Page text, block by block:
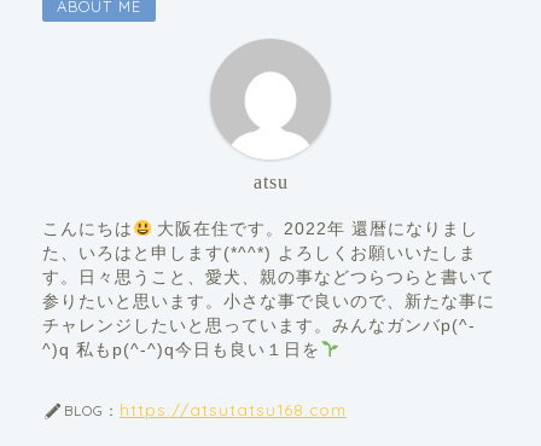
ABOUT ME
atsu
こんにちは
大阪在住です。2022年 還暦になりまし
た、いろはと申します(*^^*) よろしくお願いいたしま
す。日々思うこと、愛犬、親の事などつらつらと書いて
参りたいと思います。小さな事で良いので、新たな事に
チャレンジしたいと思っています。みんなガンバp(^-
^)q 私もp(^-^)q今日も良い１日を
BLOG： https://atsutatsu168.com